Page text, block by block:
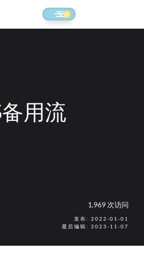
用流
1,969 次访问
发布: 2022-01-01
最后编辑: 2023-11-07